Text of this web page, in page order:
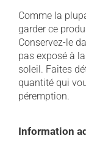
Comme la
garder ce
Conservez-le
pas exposé à
soleil. Faites
quantité qui
péremption.
Information